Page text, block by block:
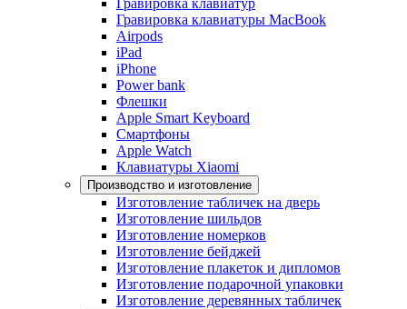
Гравировка клавиатур
Гравировка клавиатуры MacBook
Airpods
iPad
iPhone
Power bank
Флешки
Apple Smart Keyboard
Смартфоны
Apple Watch
Клавиатуры Xiaomi
Производство и изготовление
Изготовление табличек на дверь
Изготовление шильдов
Изготовление номерков
Изготовление бейджей
Изготовление плакеток и дипломов
Изготовление подарочной упаковки
Изготовление деревянных табличек